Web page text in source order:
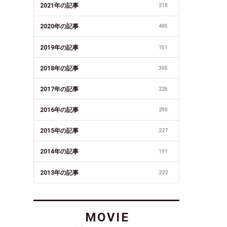
2021年の記事 218
2020年の記事 405
2019年の記事 151
2018年の記事 305
2017年の記事 226
2016年の記事 290
2015年の記事 227
2014年の記事 191
2013年の記事 222
MOVIE